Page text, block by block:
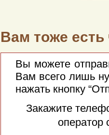
Вам тоже есть
Вы можете
Вам всего лишь
нажать кнопку
Закажите